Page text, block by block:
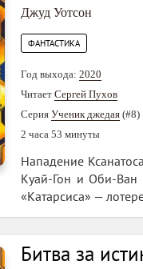
Джуд Уотсон
ФАНТАСТИКА
Год выхода: 2020
Читает Сергей Пухов
Серия Ученик джедая (#8)
2 часа 53 минуты
Нападение
Куай-Гон и Оби-Ван
«Катарсиса» —
Битва за